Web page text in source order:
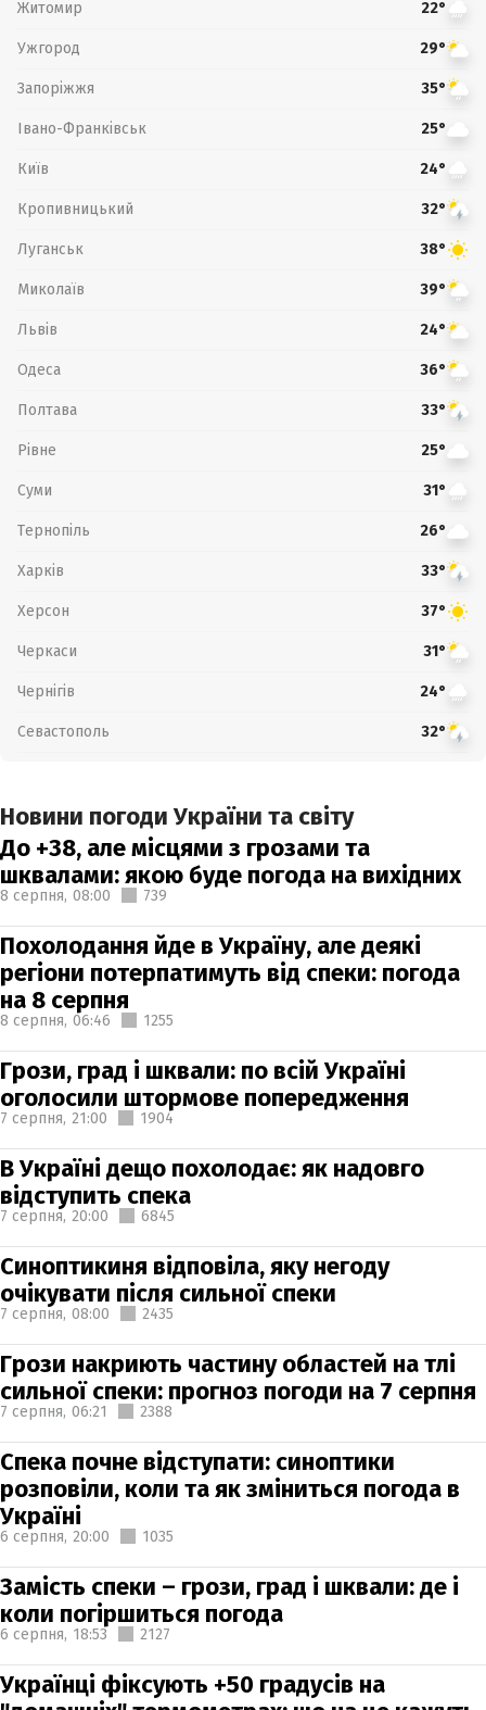
Житомир 22°
Ужгород 29°
Запоріжжя 35°
Івано-Франківськ 25°
Київ 24°
Кропивницький 32°
Луганськ 38°
Миколаїв 39°
Львів 24°
Одеса 36°
Полтава 33°
Рівне 25°
Суми 31°
Тернопіль 26°
Харків 33°
Херсон 37°
Черкаси 31°
Чернігів 24°
Севастополь 32°
Новини погоди України та світу
До +38, але місцями з грозами та
шквалами: якою буде погода на вихідних
8 серпня, 08:00 739
Похолодання йде в Україну, але деякі
регіони потерпатимуть від спеки: погода
на 8 серпня
8 серпня, 06:46 1255
Грози, град і шквали: по всій Україні
оголосили штормове попередження
7 серпня, 21:00 1904
В Україні дещо похолодає: як надовго
відступить спека
7 серпня, 20:00 6845
Синоптикиня відповіла, яку негоду
очікувати після сильної спеки
7 серпня, 08:00 2435
Грози накриють частину областей на тлі
сильної спеки: прогноз погоди на 7 серпня
7 серпня, 06:21 2388
Спека почне відступати: синоптики
розповіли, коли та як зміниться погода в
Україні
6 серпня, 20:00 1035
Замість спеки – грози, град і шквали: де і
коли погіршиться погода
6 серпня, 18:53 2127
Українці фіксують +50 градусів на